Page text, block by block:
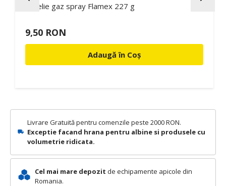
Livrare Gratuită pentru comenzile peste 2000 RON.
Exceptie facand hrana pentru albine si produsele cu
volumetrie ridicata.
Cel mai mare depozit de echipamente apicole din
Romania.
Butelie gaz spray Flamex 227 g
9,50 RON
Adaugă în Coș